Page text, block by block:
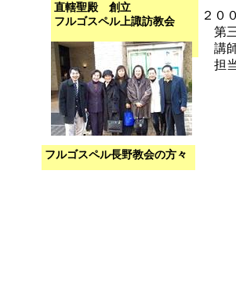
２０
第
講
担
直轄聖殿 創立
フルゴスペル上諏訪教会
フルゴスペル長野教会の方々